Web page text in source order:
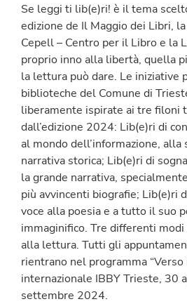
Se leggi ti lib(e)ri! è il tema
edizione de Il Maggio dei Libri,
Cepell – Centro per il Libro e la
proprio inno alla libertà, quella
la lettura può dare. Le iniziative
biblioteche del Comune di
liberamente ispirate ai tre filoni
dall’edizione 2024: Lib(e)ri di
al mondo dell’informazione, alla
narrativa storica; Lib(e)ri di
la grande narrativa,
più avvincenti biografie; Lib(e)ri
voce alla poesia e a tutto il suo
immaginifico. Tre differenti modi
alla lettura. Tutti gli
rientrano nel programma
internazionale IBBY Trieste, 30
settembre 2024.